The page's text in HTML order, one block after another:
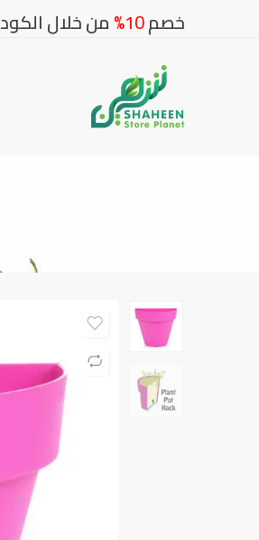
خصم10% من خلال الكود AF2